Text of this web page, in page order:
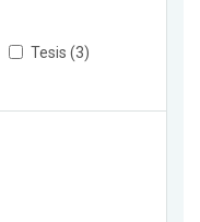
Tesis (3)